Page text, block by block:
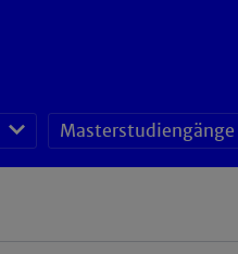
Masterstudiengänge